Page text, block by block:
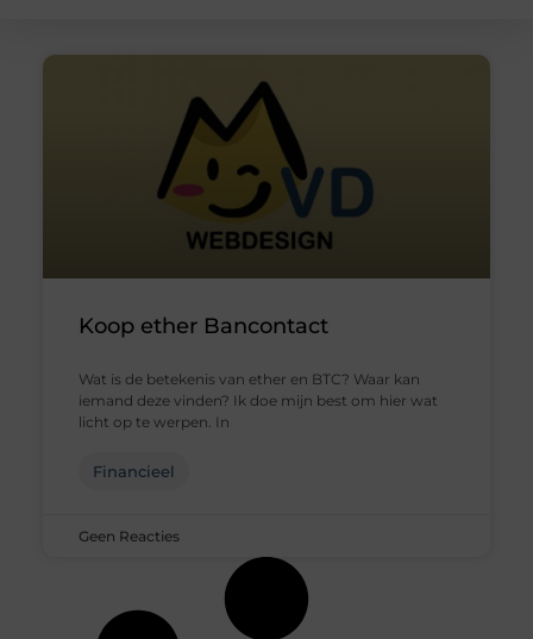
Koop ether Bancontact
Wat is de betekenis van ether en BTC? Waar kan
iemand deze vinden? Ik doe mijn best om hier wat
licht op te werpen. In
Financieel
Geen Reacties